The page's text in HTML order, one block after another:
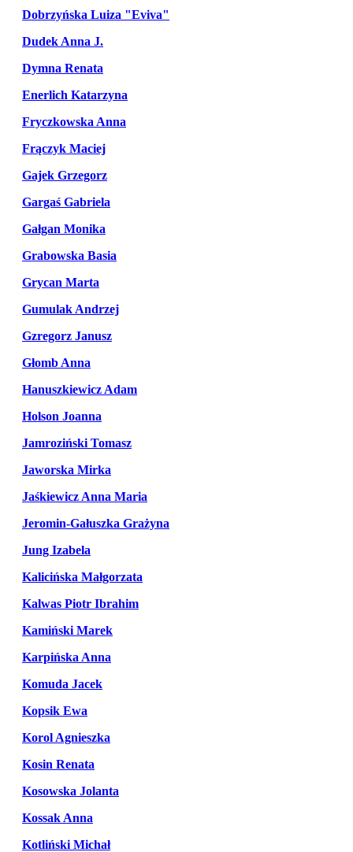
Dobrzyńska Luiza "Eviva"
Dudek Anna J.
Dymna Renata
Enerlich Katarzyna
Fryczkowska Anna
Frączyk Maciej
Gajek Grzegorz
Gargaś Gabriela
Gałgan Monika
Grabowska Basia
Grycan Marta
Gumulak Andrzej
Gzregorz Janusz
Głomb Anna
Hanuszkiewicz Adam
Holson Joanna
Jamroziński Tomasz
Jaworska Mirka
Jaśkiewicz Anna Maria
Jeromin-Gałuszka Grażyna
Jung Izabela
Kalicińska Małgorzata
Kalwas Piotr Ibrahim
Kamiński Marek
Karpińska Anna
Komuda Jacek
Kopsik Ewa
Korol Agnieszka
Kosin Renata
Kosowska Jolanta
Kossak Anna
Kotliński Michał